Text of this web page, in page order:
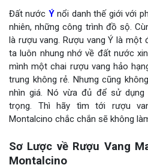
Đất nước Ýnổi danh thế giới với
nhiên, những công trình đồ sộ.
là rượu vang. Rượu vang Ý là một
ta luôn nhung nhớ về đất nước
mình một chai rượu vang hảo
trung không rẻ. Nhưng cũng
nhìn giá. Nó vừa đủ để sử
trọng. Thì hãy tìm tới rượu
Montalcino chắc chắn sẽ không
Sơ Lược về Rượu Vang
Montalcino